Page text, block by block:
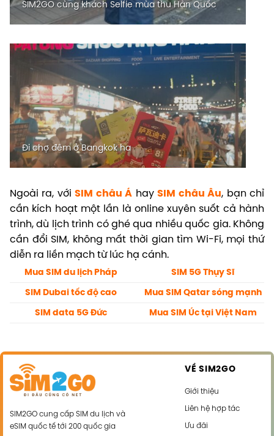
SIM2GO cùng khách Selfie mùa thu Hàn Quốc
Đi chợ đêm ở Bangkok ha
Ngoài ra, vớiSIM châu Á haySIM châu Âu, bạn chỉ
cần kích hoạt một lần là online xuyên suốt cả hành
trình, dù lịch trình có ghé qua nhiều quốc gia. Không
cần đổi SIM, không mất thời gian tìm Wi-Fi, mọi thứ
diễn ra liền mạch từ lúc hạ cánh.
Mua SIM du lịch Pháp SIM 5G Thụy Sĩ
SIM Dubai tốc độ cao Mua SIM Qatar sóng mạnh
SIM data 5G Đức Mua SIM Úc tại Việt Nam
SIM2GO cung cấp SIM du lịch và
eSIM quốc tế tới 200 quốc gia
VỀ SIM2GO
Giới thiệu
Liên hệ hợp tác
Ưu đãi